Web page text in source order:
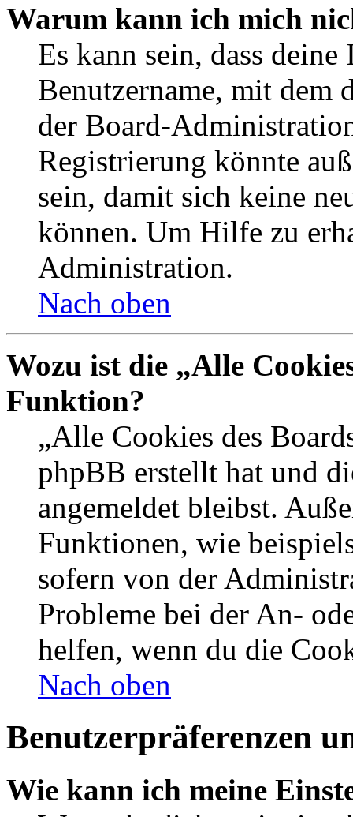
Warum kann ich mich
Es kann sein, dass
Benutzername, mit dem
der Board-
Registrierung könnte
sein, damit sich keine
können. Um Hilfe zu
Administration.
Nach oben
Wozu ist die „Alle
Funktion?
„Alle Cookies des
phpBB erstellt hat und
angemeldet bleibst.
Funktionen, wie
sofern von der
Probleme bei der An-
helfen, wenn du die
Nach oben
Benutzerpräferenzen
Wie kann ich meine